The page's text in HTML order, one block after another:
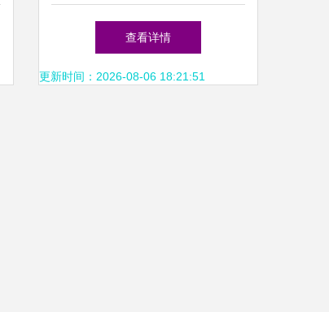
落地实践为锚——赋能销售业
务增长
查看详情
更新时间：2026-08-06 18:21:51